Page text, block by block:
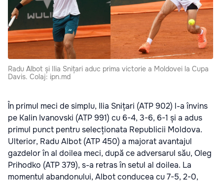
Radu Albot și Ilia Snițari aduc prima victorie a Moldovei la Cupa
Davis. Colaj: ipn.md
În primul meci de simplu, Ilia Snițari (ATP 902) l-a învins
pe Kalin Ivanovski (ATP 991) cu 6-4, 3-6, 6-1 și a adus
primul punct pentru selecționata Republicii Moldova.
Ulterior, Radu Albot (ATP 450) a majorat avantajul
gazdelor în al doilea meci, după ce adversarul său, Oleg
Prihodko (ATP 379), s-a retras în setul al doilea. La
momentul abandonului, Albot conducea cu 7-5, 2-0,